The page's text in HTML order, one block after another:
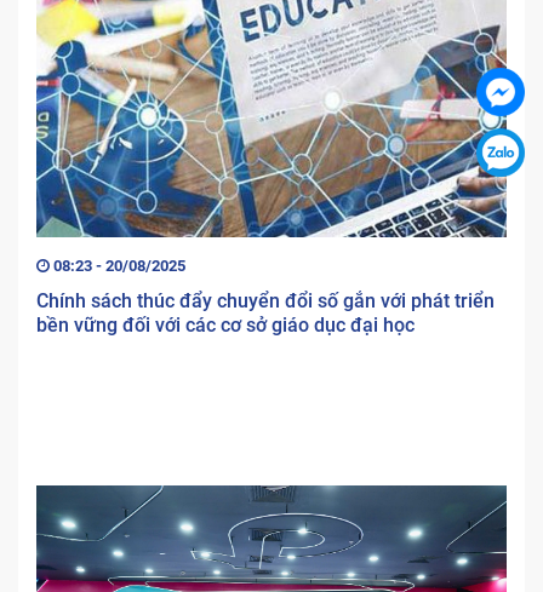
08:23 - 20/08/2025
Chính sách thúc đẩy chuyển đổi số gắn với phát triển
bền vững đối với các cơ sở giáo dục đại học